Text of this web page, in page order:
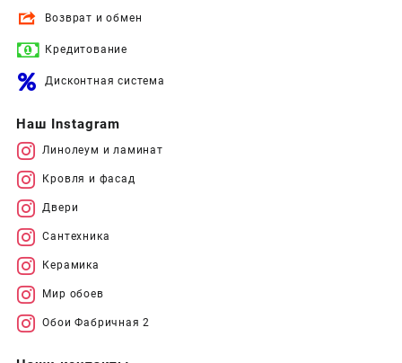
Возврат и обмен
Кредитование
Дисконтная система
Наш Instagram
Линолеум и ламинат
Кровля и фасад
Двери
Сантехника
Керамика
Мир обоев
Обои Фабричная 2